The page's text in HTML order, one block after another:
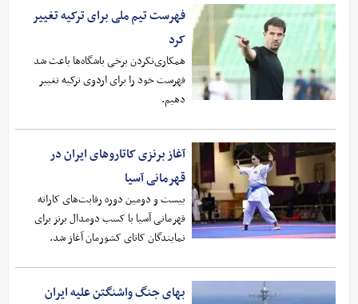
فهرست تیم ملی برای ترکیه تغییر
کرد
همکاری‌نکردن برخی باشگاه‌ها باعث شد
فهرست خود را برای اردوی ترکیه تغییر
دهیم.
آغاز برنزی کاتاروهای ایران در
قهرمانی آسیا
بیست و دومین دوره رقابت‌های کاراته
قهرمانی آسیا با کسب دومدال برنز برای
نمایندگان کاتای کشورمان آغاز شد.
بهای جنگ واشنگتن علیه ایران